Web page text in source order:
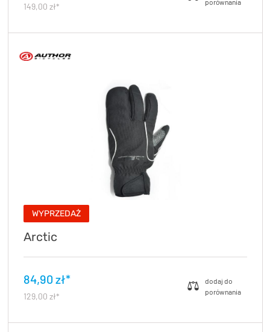
149,00 zł*
WYPRZEDAŻ
Arctic
84,90 zł*
129,00 zł*